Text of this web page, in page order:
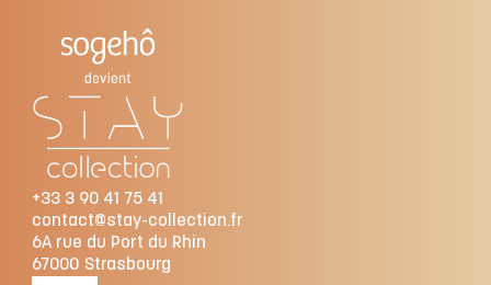
+33 3 90 41 75 41
contact@stay-collection.fr
6A rue du Port du Rhin
67000 Strasbourg